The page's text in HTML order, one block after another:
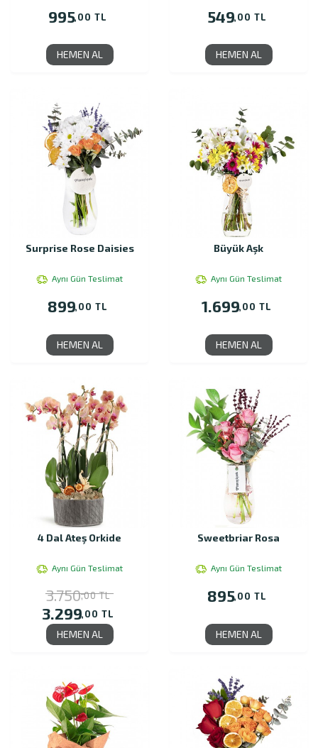
995,00 TL
HEMEN AL
549,00 TL
HEMEN AL
Surprise Rose Daisies
Aynı Gün Teslimat
899,00 TL
HEMEN AL
Büyük Aşk
Aynı Gün Teslimat
1.699,00 TL
HEMEN AL
4 Dal Ateş Orkide
Aynı Gün Teslimat
3.750,00 TL
3.299,00 TL
HEMEN AL
Sweetbriar Rosa
Aynı Gün Teslimat
895,00 TL
HEMEN AL